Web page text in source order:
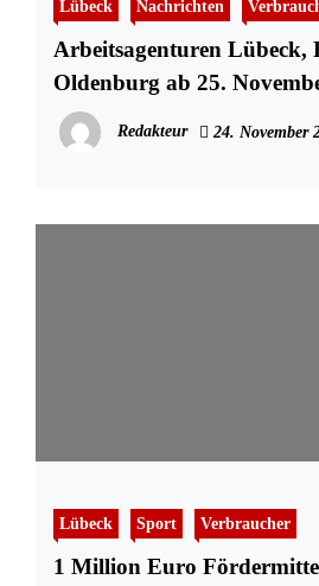
Lübeck Nachrichten
Arbeitsagenturen Lübeck,
Oldenburg ab 25.
2G‑Regel
Redakteur 24. November
Lübeck Sport Verbraucher
1 Million Euro